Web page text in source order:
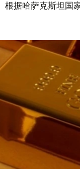
根据哈萨克斯坦国